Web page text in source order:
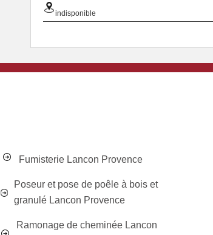
indisponible
Fumisterie Lancon Provence
Poseur et pose de poêle à bois et
granulé Lancon Provence
Ramonage de cheminée Lancon